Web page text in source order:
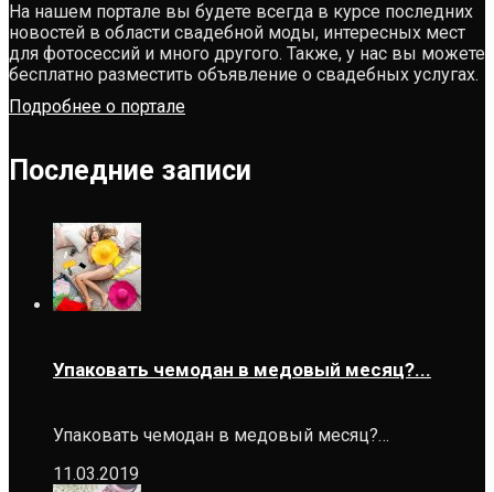
На нашем портале вы будете всегда в курсе последних
новостей в области свадебной моды, интересных мест
для фотосессий и много другого. Также, у нас вы можете
бесплатно разместить объявление о свадебных услугах.
Подробнее о портале
Последние записи
Упаковать чемодан в медовый месяц?...
Упаковать чемодан в медовый месяц?…
11.03.2019